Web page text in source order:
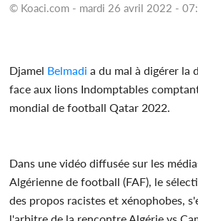
© Koaci.com - mardi 26 avril 2022 -
Djamel Belmadi a du mal à digérer la
face aux lions Indomptables
mondial de football Qatar 2022.
Dans une vidéo diffusée sur les
Algérienne de football (FAF), le
des propos racistes et xénophobes,